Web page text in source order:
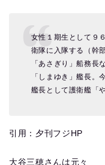
女性１期生として９
衛隊に入隊する（幹
「あさぎり」船務長
「しまゆき」艦長。
艦長として護衛艦「
引用：夕刊フジHP
大谷三穂さんは元々